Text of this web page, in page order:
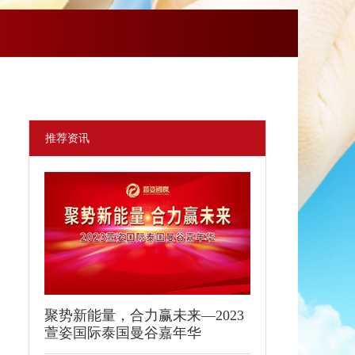
推荐资讯
聚势新能量，合力赢未来—2023
萱姿国际泰国曼谷嘉年华